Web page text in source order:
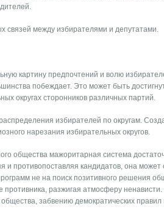
связей между избирателями и депутатами.
картину предпочтений и волю
побеждает. Это может быть
округах сторонников различных партий.
избирателей по округам.
нарезания избирательных округов.
общества мажоритарная система
и противопоставляя кандидатов, она
не на поиск позитивного решения
противника, разжигая атмосферу
забвению демократических